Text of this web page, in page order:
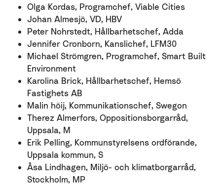
Olga Kordas, Programchef, Viable Cities
Johan Almesjö, VD, HBV
Peter Nohrstedt, Hållbarhetschef, Adda
Jennifer Cronborn, Kanslichef, LFM30
Michael Strömgren, Programchef, Smart Built
Environment
Karolina Brick, Hållbarhetschef, Hemsö
Fastighets AB
Malin höij, Kommunikationschef, Swegon
Therez Almerfors, Oppositionsborgarråd,
Uppsala, M
Erik Pelling, Kommunstyrelsens ordförande,
Uppsala kommun, S
Åsa Lindhagen, Miljö- och klimatborgarråd,
Stockholm, MP